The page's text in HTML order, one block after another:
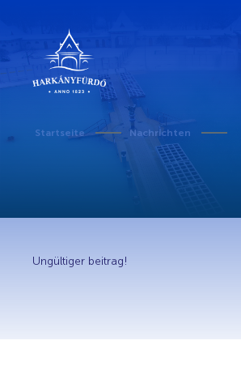
Galerie
HU EN
Startseite Nachrichten
Ungültiger beitrag!